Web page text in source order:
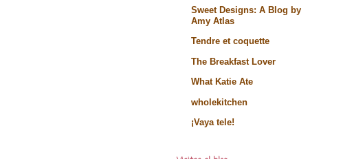
Sweet Designs: A Blog by
Amy Atlas
Tendre et coquette
The Breakfast Lover
What Katie Ate
wholekitchen
¡Vaya tele!